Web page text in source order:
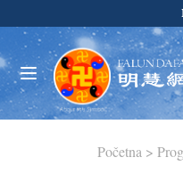
Početna >